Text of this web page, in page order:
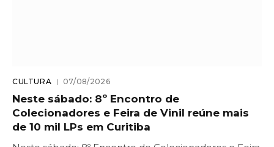
CULTURA 07/08/2026
Neste sábado: 8º Encontro de
Colecionadores e Feira de Vinil reúne mais
de 10 mil LPs em Curitiba